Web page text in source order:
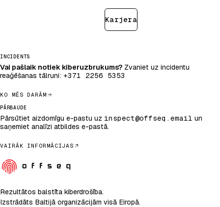
Karjera
INCIDENTS
Vai pašlaik notiek kiberuzbrukums? Zvaniet uz incidentu
reaģēšanas tālruni: +371 2256 5353
KO MĒS DARĀM
PĀRBAUDE
Pārsūtiet aizdomīgu e-pastu uz inspect@offseq.email un
saņemiet analīzi atbildes e-pastā.
VAIRĀK INFORMĀCIJAS
Rezultātos balstīta kiberdrošība.
Izstrādāts Baltijā organizācijām visā Eiropā.